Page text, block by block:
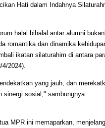
Hati dalam Indahnya
halal bihalal antar alumni
romantika dan dinamika
ikatan silaturahim di antara
4/2024).
yang jauh, dan
sinergi sosial," sambungnya.
MPR ini memaparkan,